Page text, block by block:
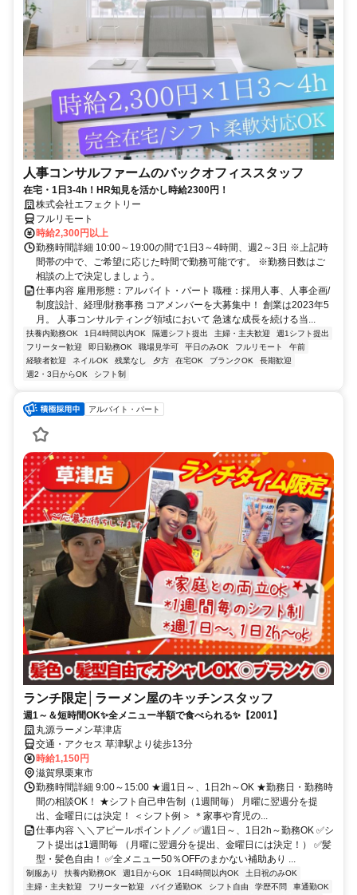
人事コンサルファームのバックオフィススタッフ
在宅・1日3-4h！HR知見を活かし時給2300円！
株式会社エフェクトリー
フルリモート
時給2,300円以上
勤務時間詳細 10:00～19:00の間で1日3～4時間、週2～3日 ※上記時
間帯の中で、ご希望に応じた時間で勤務可能です。 ※勤務日数はご
相談の上で決定しましょう。
仕事内容 雇用形態：アルバイト・パート 職種：採用人事、人事企画/
制度設計、経理/財務事務 コアメンバーを大募集中！ 創業は2023年5
月。 人事コンサルティング領域において 急速な成長を続ける当...
扶養内勤務OK 1日4時間以内OK 隔週シフト提出 主婦・主夫歓迎
週1シフト提出
フリーター歓迎
即日勤務OK 職場見学可 平日のみOK フルリモート
午前
経験者歓迎
ネイルOK 残業なし 夕方 在宅OK ブランクOK
長期歓迎
週2・3日からOK
シフト制
アルバイト・パート
ランチ限定│ラーメン屋のキッチンスタッフ
週1～＆短時間OK✨全メニュー半額で食べられる✨【2001】
丸源ラーメン草津店
交通・アクセス 草津駅より徒歩13分
時給1,150円
滋賀県栗東市
勤務時間詳細 9:00～15:00 ★週1日～、1日2h～OK ★勤務日・勤務時
間の相談OK！ ★シフト自己申告制（1週間毎） 月曜に翌週分を提
出、金曜日には決定！ ＜シフト例＞ ＊家事や育児の...
仕事内容 ＼＼アピールポイント／／ ✅週1日～、1日2h～勤務OK ✅シ
フト提出は1週間毎 （月曜に翌週分を提出、金曜日には決定！） ✅髪
型・髪色自由！ ✅全メニュー50％OFFのまかない補助あり ...
制服あり 扶養内勤務OK 週1日からOK 1日4時間以内OK
土日祝のみOK
主婦・主夫歓迎
フリーター歓迎 バイク通勤OK シフト自由 学歴不問
車通勤OK